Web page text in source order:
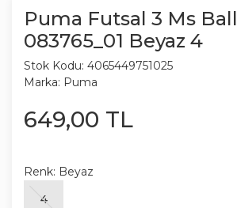
Puma Futsal 3 Ms Ball
083765_01 Beyaz 4
Stok Kodu: 4065449751025
Marka: Puma
649,00 TL
Renk: Beyaz
4